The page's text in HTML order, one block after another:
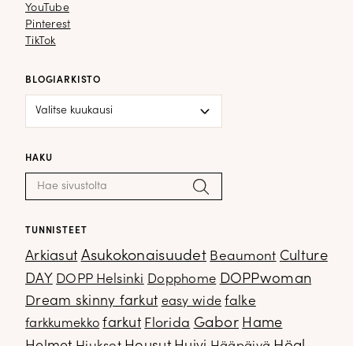
YouTube
YouTube
Pinterest
Pinterest
TikTok
TikTok
BLOGIARKISTO
HAKU
Haku: Hae
TUNNISTEET
Arkiasut Asukokonaisuudet Beaumont Culture
DAY DOPP Helsinki Dopphome DOPPwoman
Dream skinny farkut easy wide falke
farkkumekko farkut Florida Gabor Hame